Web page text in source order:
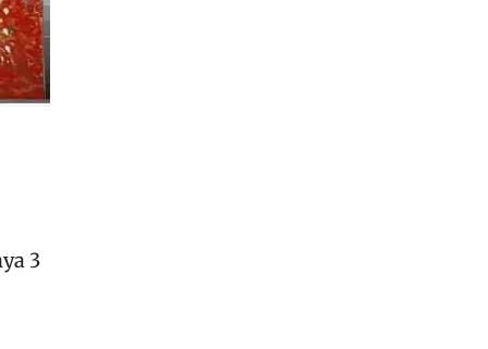
3